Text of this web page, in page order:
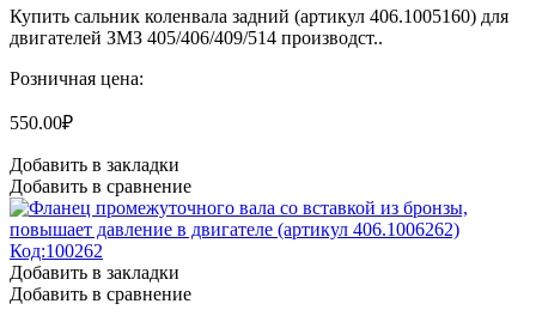
Купить сальник коленвала задний (артикул 406.1005160) для
двигателей ЗМЗ 405/406/409/514 производст..
Розничная цена:
550.00₽
Добавить в закладки
Добавить в сравнение
Добавить в закладки
Добавить в сравнение